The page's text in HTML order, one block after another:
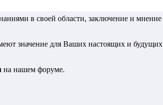
в своей области, заключение и мнение
значение для Ваших настоящих и будущих
на нашем форуме.